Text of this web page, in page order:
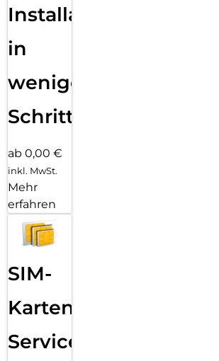
Installation
in
wenigen
Schritten
ab 0,00 €
inkl. MwSt.
Mehr
erfahren
SIM-
Karten
Service: